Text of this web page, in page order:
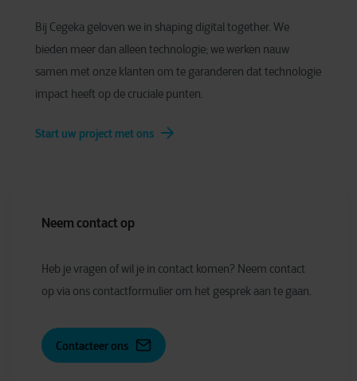
Bij Cegeka geloven we in shaping digital together. We
bieden meer dan alleen technologie; we werken nauw
samen met onze klanten om te garanderen dat technologie
impact heeft op de cruciale punten.
Start uw project met ons
Neem contact op
Heb je vragen of wil je in contact komen? Neem contact
op via ons contactformulier om het gesprek aan te gaan.
Contacteer ons